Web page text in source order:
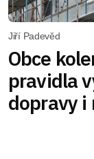
Jiří Padevěd
Obce
pravidla
dopravy i